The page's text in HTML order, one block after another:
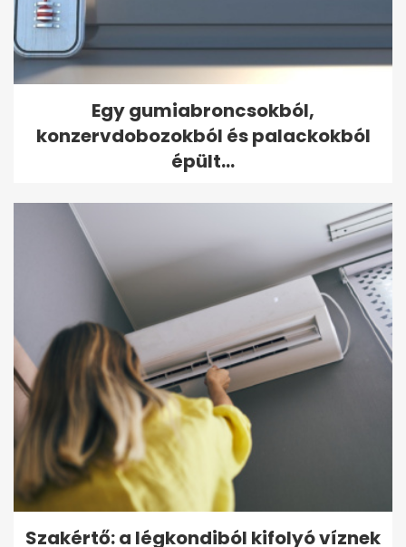
Egy gumiabroncsokból,
konzervdobozokból és palackokból
épült...
Szakértő: a légkondiból kifolyó víznek